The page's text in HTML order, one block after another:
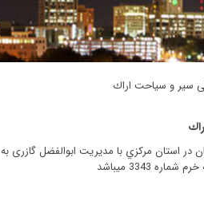
سير و سياحت اراك
استان مرکزي با مدیریت ابوالفضل گازری به
3343 میباشد